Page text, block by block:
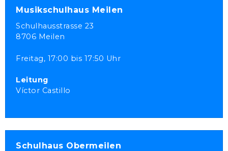
Musikschulhaus Meilen
Schulhausstrasse 23
8706 Meilen
Freitag, 17:00 bis 17:50 Uhr
Leitung
Víctor Castillo
Schulhaus Obermeilen